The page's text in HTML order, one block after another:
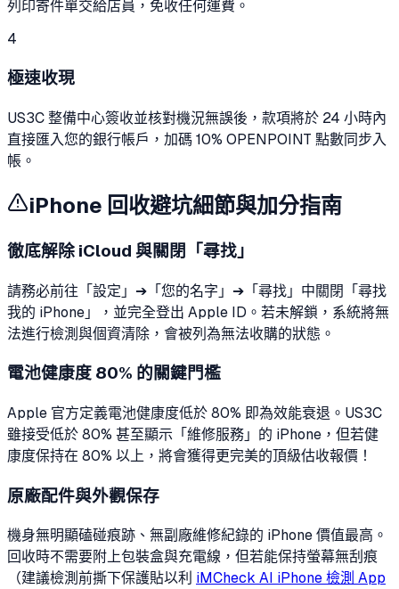
列印寄件單交給店員，免收任何運費。
4
極速收現
US3C 整備中心簽收並核對機況無誤後，款項將於 24 小時內
直接匯入您的銀行帳戶，加碼 10% OPENPOINT 點數同步入
帳。
iPhone 回收避坑細節與加分指南
徹底解除 iCloud 與關閉「尋找」
請務必前往「設定」➔「您的名字」➔「尋找」中關閉「尋找
我的 iPhone」，並完全登出 Apple ID。若未解鎖，系統將無
法進行檢測與個資清除，會被列為無法收購的狀態。
電池健康度 80% 的關鍵門檻
Apple 官方定義電池健康度低於 80% 即為效能衰退。US3C
雖接受低於 80% 甚至顯示「維修服務」的 iPhone，但若健
康度保持在 80% 以上，將會獲得更完美的頂級估收報價！
原廠配件與外觀保存
機身無明顯磕碰痕跡、無副廠維修紀錄的 iPhone 價值最高。
回收時不需要附上包裝盒與充電線，但若能保持螢幕無刮痕
（建議檢測前撕下保護貼以利 iMCheck AI iPhone 檢測 App